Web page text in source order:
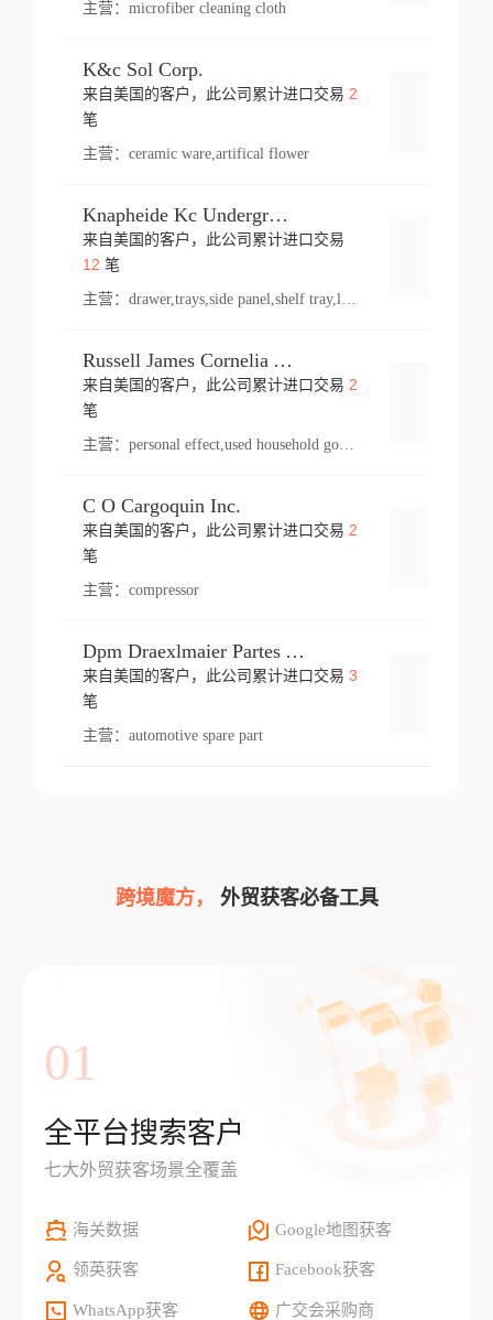
主营： microfiber cleaning cloth
K&c Sol Corp.
来自美国的客户，此公司累计进口交易 2
笔
主营： ceramic ware,artifical flower
Knapheide Kc Underground
来自美国的客户，此公司累计进口交易
12 笔
主营：
Russell James Cornelia Arlington Va
来自美国的客户，此公司累计进口交易 2
笔
主营： personal effect,used household goods
C O Cargoquin Inc.
来自美国的客户，此公司累计进口交易 2
笔
主营： compressor
Dpm Draexlmaier Partes Automotrices Corr Ind Huejotzingo
来自美国的客户，此公司累计进口交易 3
笔
主营： automotive spare part
跨境魔方， 外贸获客必备工具
01
全平台搜索客户
七大外贸获客场景全覆盖
海关数据 Google地图获客
领英获客 Facebook获客
WhatsApp获客 广交会采购商